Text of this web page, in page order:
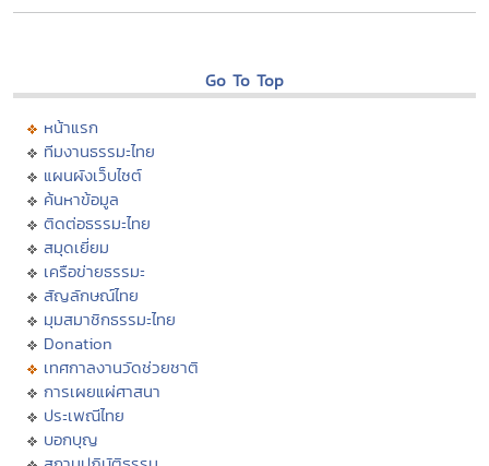
Go To Top
หน้าแรก
ทีมงานธรรมะไทย
แผนผังเว็บไซต์
ค้นหาข้อมูล
ติดต่อธรรมะไทย
สมุดเยี่ยม
เครือข่ายธรรมะ
สัญลักษณ์ไทย
มุมสมาชิกธรรมะไทย
Donation
เทศกาลงานวัดช่วยชาติ
การเผยแผ่ศาสนา
ประเพณีไทย
บอกบุญ